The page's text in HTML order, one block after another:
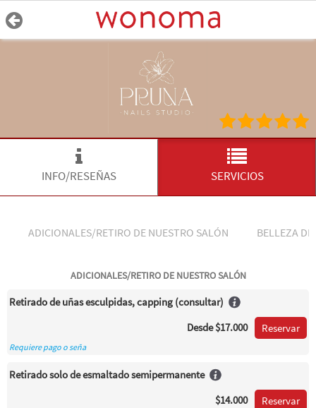
INFO/RESEÑAS SERVICIOS
ADICIONALES/RETIRO DE NUESTRO SALÓN BELLEZA
ADICIONALES/RETIRO DE NUESTRO SALÓN
Retirado de uñas esculpidas, capping (consultar)
Desde$17.000 Reservar
Requiere pago o seña
Retirado solo de esmaltado semipermanente
$14.000
Reservar